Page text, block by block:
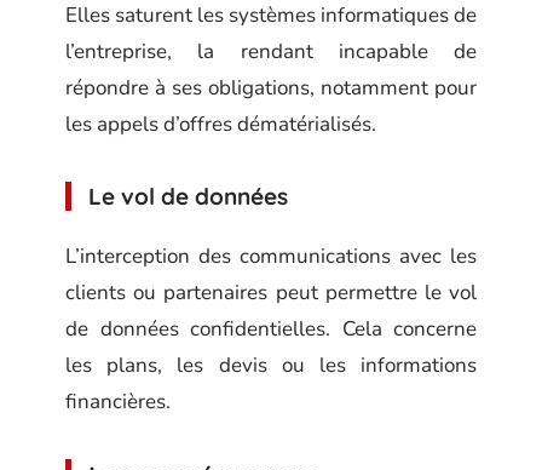
Elles saturent les systèmes informatiques de
l’entreprise, la rendant incapable de
répondre à ses obligations, notamment pour
les appels d’offres dématérialisés.
Le vol de données
L’interception des communications avec les
clients ou partenaires peut permettre le vol
de données confidentielles. Cela concerne
les plans, les devis ou les informations
financières.